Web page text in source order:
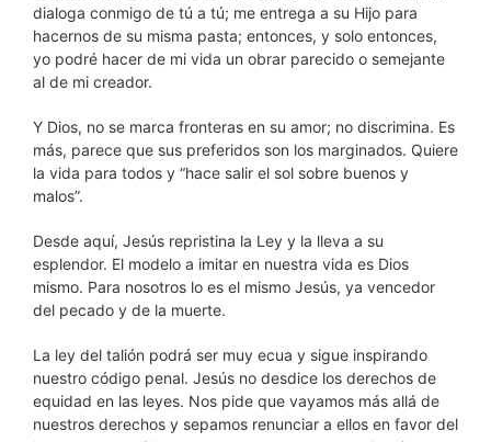
dialoga conmigo de tú a tú; me entrega a su Hijo para
hacernos de su misma pasta; entonces, y solo entonces,
yo podré hacer de mi vida un obrar parecido o semejante
al de mi creador.
Y Dios, no se marca fronteras en su amor; no discrimina. Es
más, parece que sus preferidos son los marginados. Quiere
la vida para todos y “hace salir el sol sobre buenos y
malos”.
Desde aquí, Jesús repristina la Ley y la lleva a su
esplendor. El modelo a imitar en nuestra vida es Dios
mismo. Para nosotros lo es el mismo Jesús, ya vencedor
del pecado y de la muerte.
La ley del talión podrá ser muy ecua y sigue inspirando
nuestro código penal. Jesús no desdice los derechos de
equidad en las leyes. Nos pide que vayamos más allá de
nuestros derechos y sepamos renunciar a ellos en favor del